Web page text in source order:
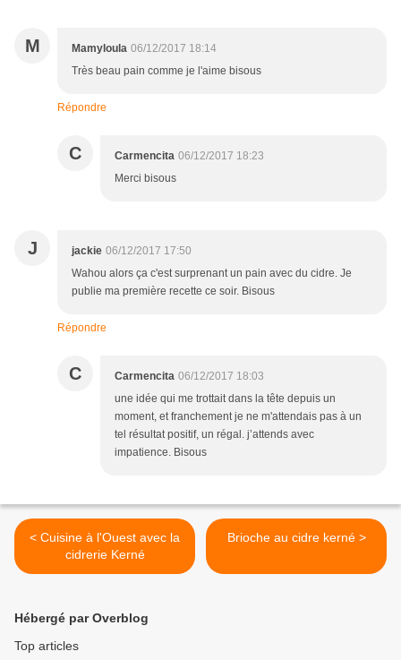
M Mamyloula 06/12/2017 18:14
Très beau pain comme je l'aime bisous
Répondre
C Carmencita 06/12/2017 18:23
Merci bisous
J jackie 06/12/2017 17:50
Wahou alors ça c'est surprenant un pain avec du cidre. Je
publie ma première recette ce soir. Bisous
Répondre
C Carmencita 06/12/2017 18:03
une idée qui me trottait dans la tête depuis un
moment, et franchement je ne m'attendais pas à un
tel résultat positif, un régal. j’attends avec
impatience. Bisous
< Cuisine à l'Ouest avec la
cidrerie Kerné
Brioche au cidre kerné >
Hébergé par Overblog
Top articles